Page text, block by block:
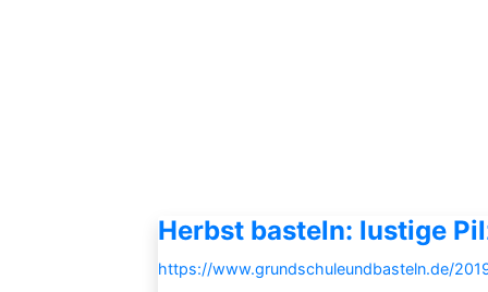
Herbst basteln: lustige
https://www.grundschuleundbasteln.de/